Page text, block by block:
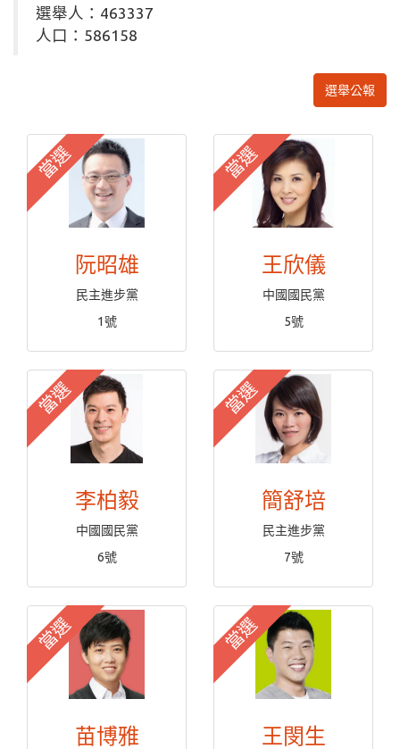
選舉人：463337
人口：586158
選舉公報
當選
阮昭雄
民主進步黨
1號
當選
王欣儀
中國國民黨
5號
當選
李柏毅
中國國民黨
6號
當選
簡舒培
民主進步黨
7號
當選
苗博雅
當選
王閔生